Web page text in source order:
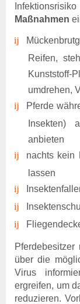
Maßnahmen
Reifen,
umdrehen,
Pferde
Insekten)
anbieten
nachts kein
lassen
über die
Virus
ergreifen, um
reduzieren.